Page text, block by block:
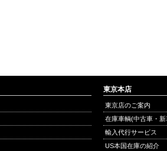
東京本店
東京店のご案内
在庫車輌(中古車・
輸入代行サービス
US本国在庫の紹介